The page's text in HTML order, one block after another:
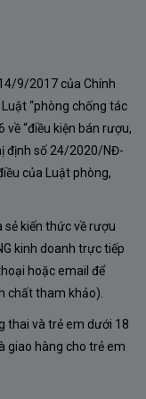
giữa độ tinh tế
Valley.
núi ở vùng
ra rừng Torbreck
xuống
phong cảnh
nối giữa thiên
9/2017 của Chính
“phòng chống tác
“điều kiện bán rượu,
định số 24/2020/NĐ-
của Luật phòng,
kiến thức về rượu
kinh doanh trực tiếp
hoặc email để
chất tham khảo).
thai và trẻ em dưới 18
giao hàng cho trẻ em